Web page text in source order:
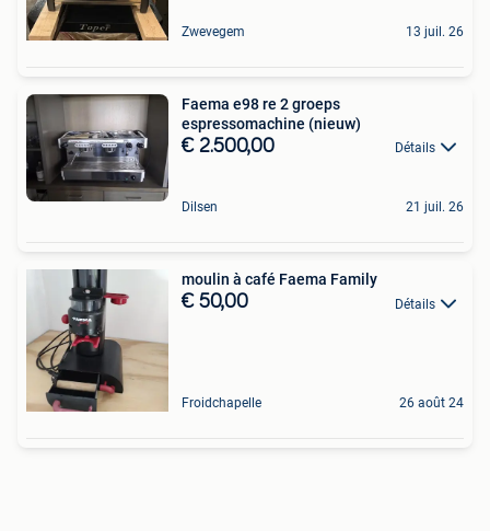
Zwevegem 13 juil. 26
Faema e98 re 2 groeps
espressomachine (nieuw)
€ 2.500,00 Détails
Dilsen 21 juil. 26
moulin à café Faema Family
€ 50,00 Détails
Froidchapelle 26 août 24